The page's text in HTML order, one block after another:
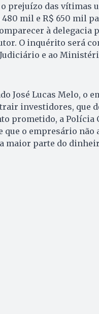
prejuízo das vítimas
480 mil e R$ 650 mil
à delegacia
O inquérito será
e ao
José Lucas Melo, o
investidores, que
prometido, a
que o empresário
maior parte do